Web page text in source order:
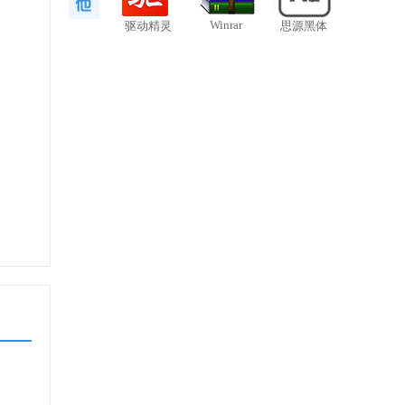
驱动精灵 Winrar 思源黑体